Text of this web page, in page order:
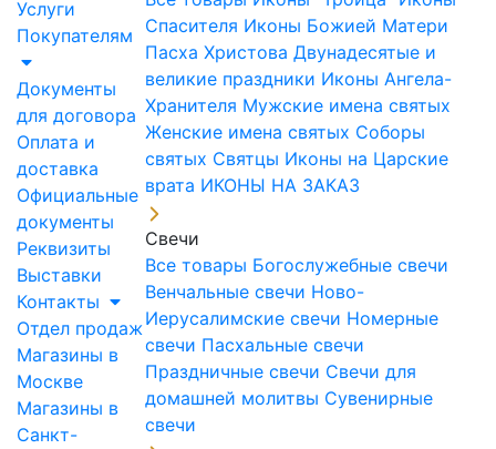
Услуги
Покупателям
Документы
для договора
Оплата и
доставка
Официальные
документы
Реквизиты
Выставки
Контакты
Отдел продаж
Магазины в
Москве
Магазины в
Санкт-
Спасителя Иконы Божией Матери
Пасха Христова Двунадесятые и
великие праздники Иконы Ангела-
Хранителя Мужские имена святых
Женские имена святых Соборы
святых Святцы Иконы на Царские
врата ИКОНЫ НА ЗАКАЗ
Свечи
Все товары Богослужебные свечи
Венчальные свечи Ново-
Иерусалимские свечи Номерные
свечи Пасхальные свечи
Праздничные свечи Свечи для
домашней молитвы Сувенирные
свечи